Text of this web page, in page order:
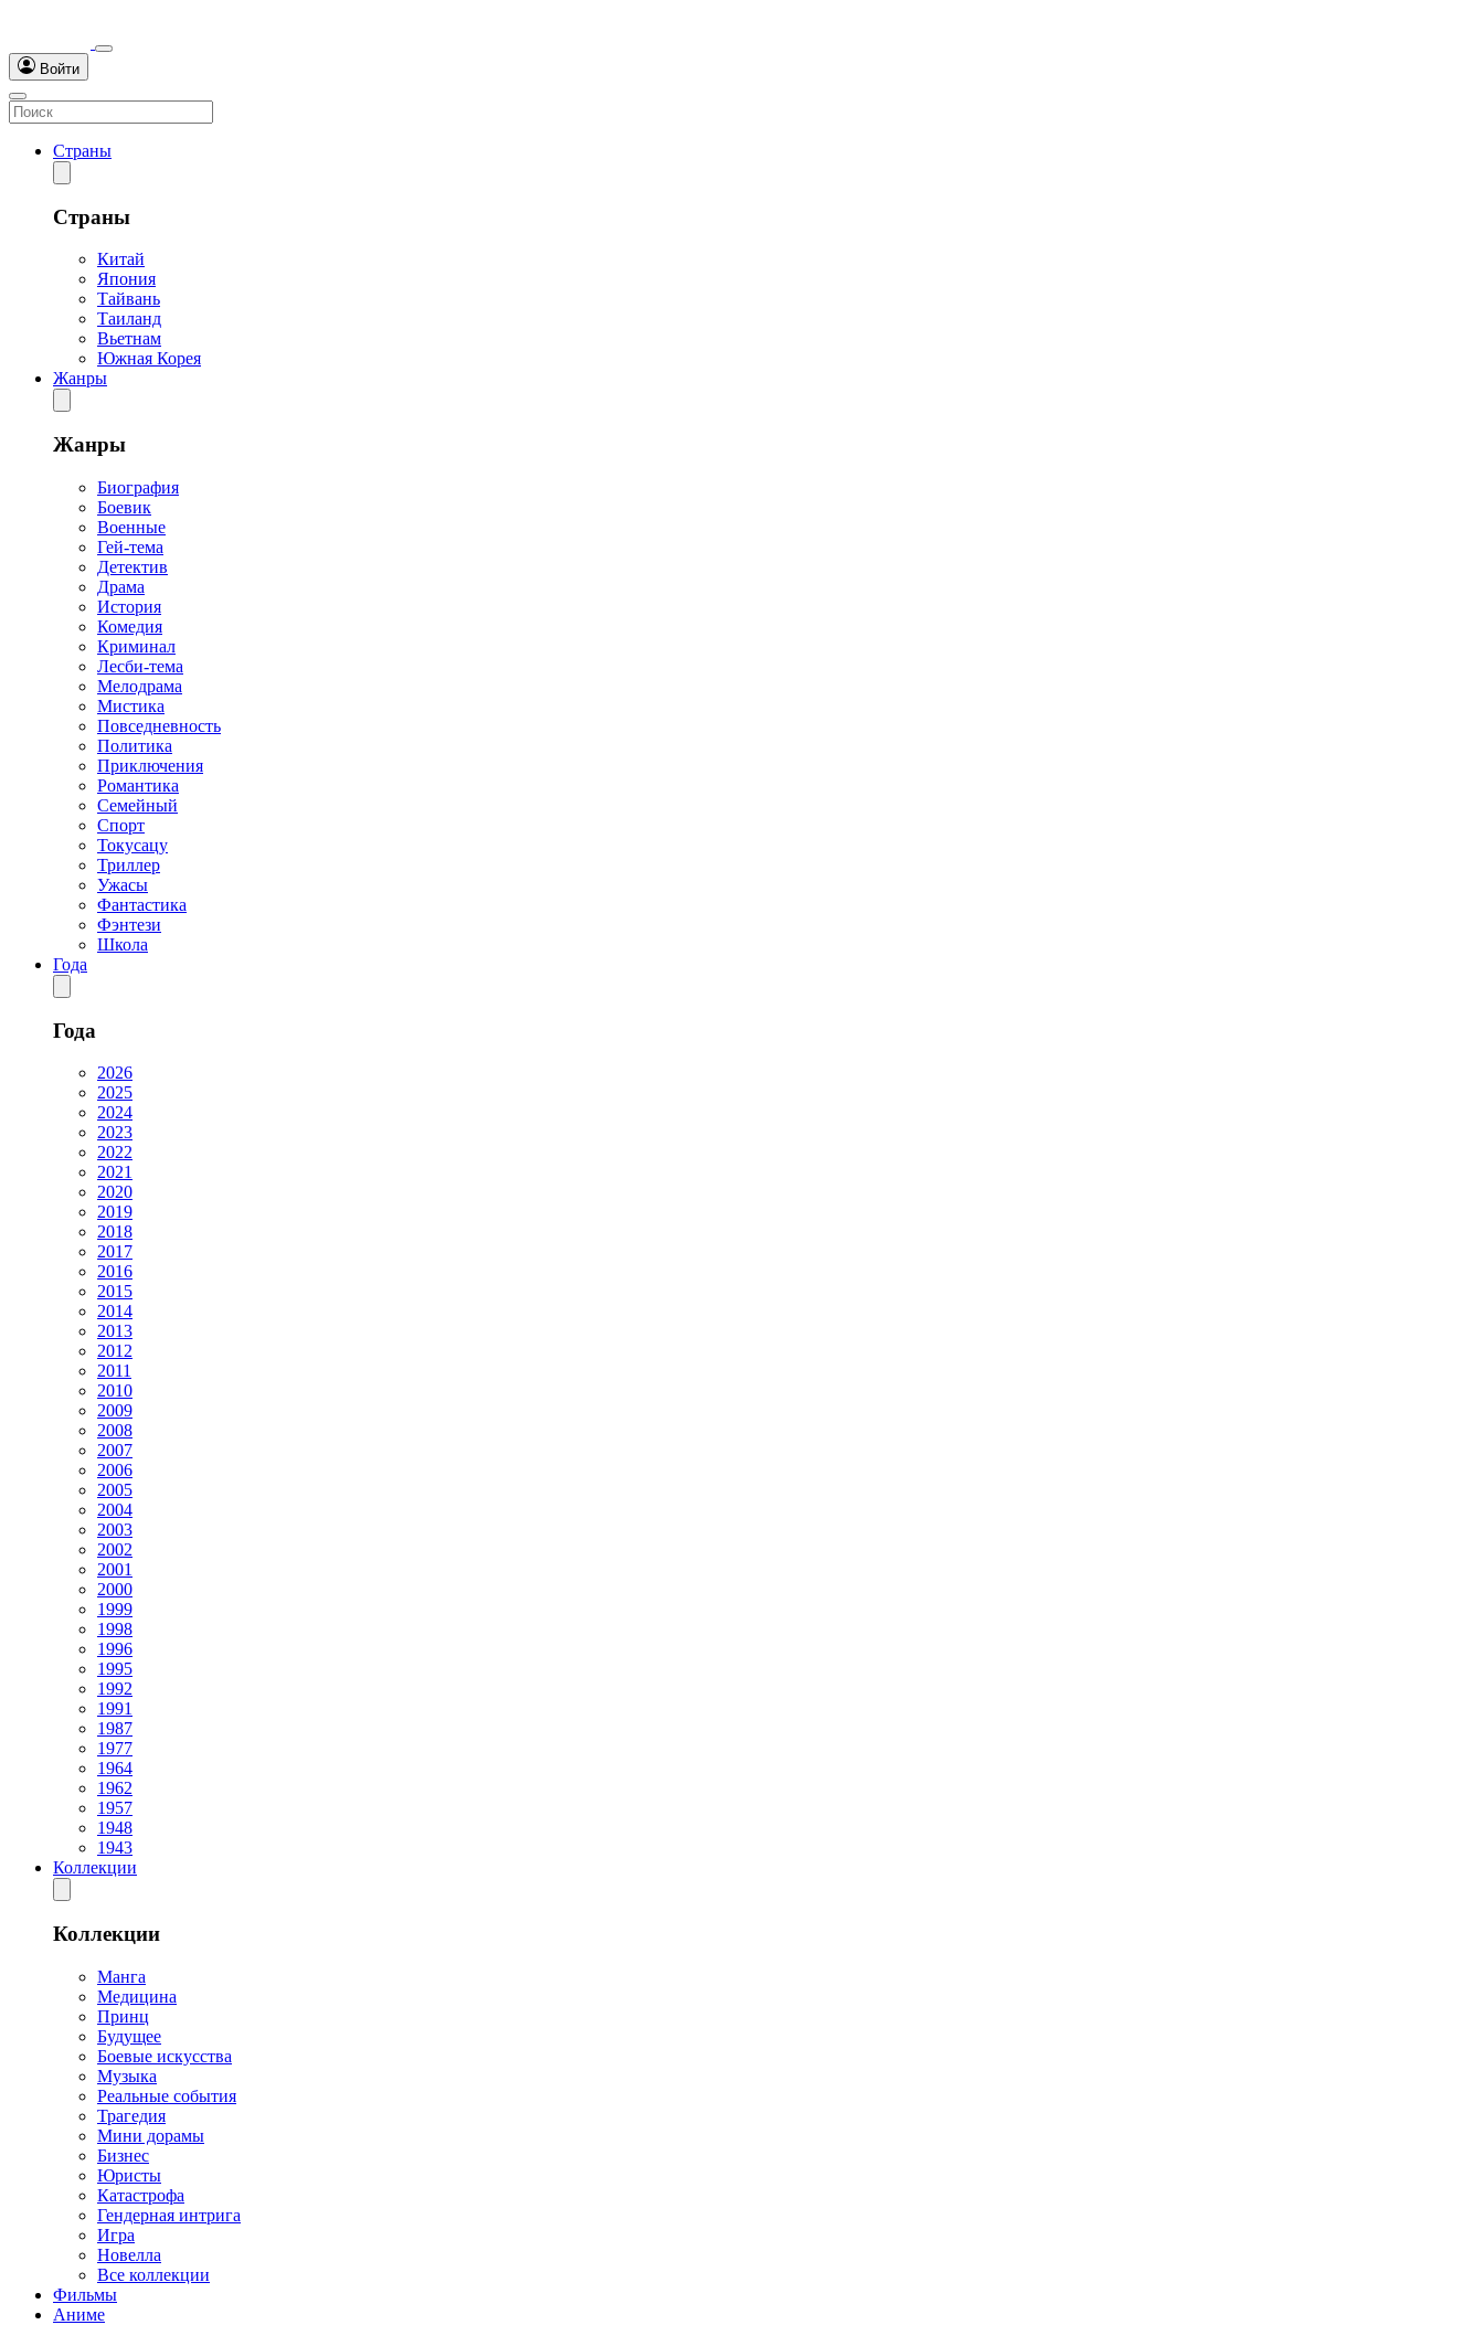
Войти
Страны
Страны
Китай
Япония
Тайвань
Таиланд
Вьетнам
Южная Корея
Жанры
Жанры
Биография
Боевик
Военные
Гей-тема
Детектив
Драма
История
Комедия
Криминал
Лесби-тема
Мелодрама
Мистика
Повседневность
Политика
Приключения
Романтика
Семейный
Спорт
Токусацу
Триллер
Ужасы
Фантастика
Фэнтези
Школа
Года
Года
2026
2025
2024
2023
2022
2021
2020
2019
2018
2017
2016
2015
2014
2013
2012
2011
2010
2009
2008
2007
2006
2005
2004
2003
2002
2001
2000
1999
1998
1996
1995
1992
1991
1987
1977
1964
1962
1957
1948
1943
Коллекции
Коллекции
Манга
Медицина
Принц
Будущее
Боевые искусства
Музыка
Реальные события
Трагедия
Мини дорамы
Бизнес
Юристы
Катастрофа
Гендерная интрига
Игра
Новелла
Все коллекции
Фильмы
Аниме